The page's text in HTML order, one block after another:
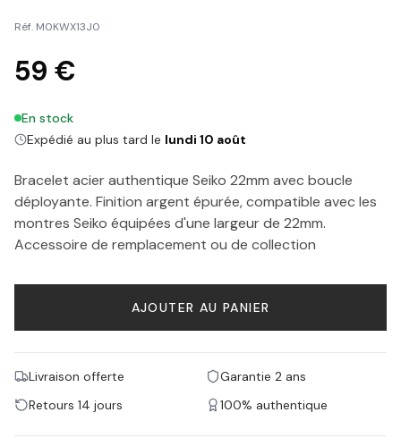
Réf. M0KWX13J0
59 €
En stock
Expédié au plus tard le lundi 10 août
Bracelet acier authentique Seiko 22mm avec boucle
déployante. Finition argent épurée, compatible avec les
montres Seiko équipées d'une largeur de 22mm.
Accessoire de remplacement ou de collection
AJOUTER AU PANIER
Livraison offerte
Garantie 2 ans
Retours 14 jours
100% authentique